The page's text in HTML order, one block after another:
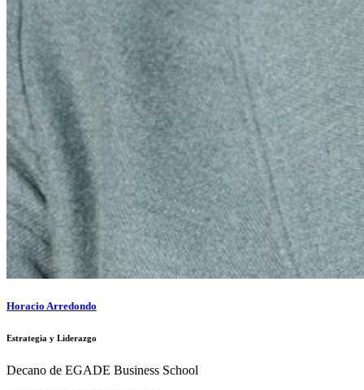
Horacio Arredondo
Estrategia y Liderazgo
Decano de EGADE Business School